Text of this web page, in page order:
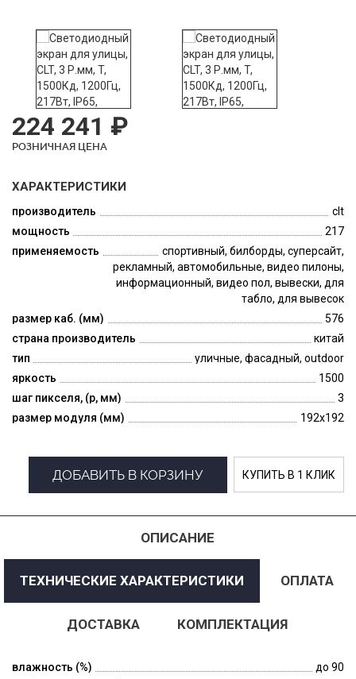
224 241 ₽
РОЗНИЧНАЯ ЦЕНА
ХАРАКТЕРИСТИКИ
производитель
clt
мощность
217
применяемость
спортивный, билборды, суперсайт,
рекламный, автомобильные, видео пилоны,
информационный, видео пол, вывески, для
табло, для вывесок
размер каб. (мм)
576
страна производитель
китай
тип
уличные, фасадный, outdoor
яркость
1500
шаг пикселя, (p, мм)
3
размер модуля (мм)
192x192
ДОБАВИТЬ В КОРЗИНУ КУПИТЬ В 1 КЛИК
ОПИСАНИЕ
ТЕХНИЧЕСКИЕ ХАРАКТЕРИСТИКИ ОПЛАТА
ДОСТАВКА КОМПЛЕКТАЦИЯ
влажность (%)
до 90